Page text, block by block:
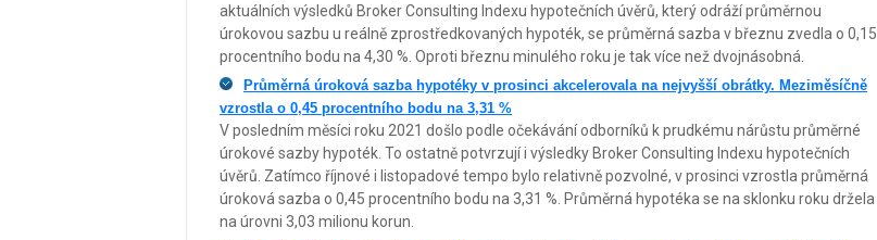
aktuálních výsledků Broker Consulting Indexu hypotečních úvěrů, který odráží průměrnou
úrokovou sazbu u reálně zprostředkovaných hypoték, se průměrná sazba v březnu zvedla o 0,15
procentního bodu na 4,30 %. Oproti březnu minulého roku je tak více než dvojnásobná.
Průměrná úroková sazba hypotéky v prosinci akcelerovala na nejvyšší obrátky. Meziměsíčně
vzrostla o 0,45 procentního bodu na 3,31 %
V posledním měsíci roku 2021 došlo podle očekávání odborníků k prudkému nárůstu průměrné
úrokové sazby hypoték. To ostatně potvrzují i výsledky Broker Consulting Indexu hypotečních
úvěrů. Zatímco říjnové i listopadové tempo bylo relativně pozvolné, v prosinci vzrostla průměrná
úroková sazba o 0,45 procentního bodu na 3,31 %. Průměrná hypotéka se na sklonku roku držela
na úrovni 3,03 milionu korun.